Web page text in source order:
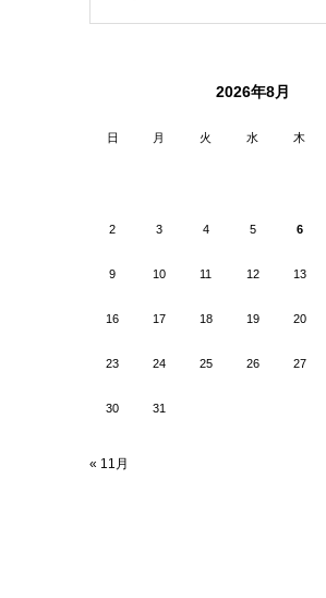
2026年8月
日 月 火 水 木
2 3 4 5 6
9 10 11 12 13
16 17 18 19 20
23 24 25 26 27
30 31
« 11月